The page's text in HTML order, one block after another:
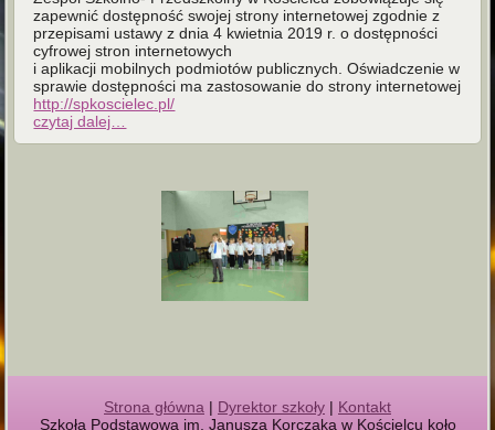
zapewnić dostępność swojej strony internetowej zgodnie z
przepisami ustawy z dnia 4 kwietnia 2019 r. o dostępności
cyfrowej stron internetowych
i aplikacji mobilnych podmiotów publicznych. Oświadczenie w
sprawie dostępności ma zastosowanie do strony internetowej
http://spkoscielec.pl/
czytaj dalej…
Strona główna | Dyrektor szkoły | Kontakt
Szkoła Podstawowa im. Janusza Korczaka w Kościelcu koło